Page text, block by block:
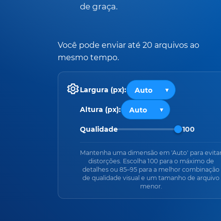
de graça.
Você pode enviar até 20 arquivos ao
mesmo tempo.
Largura (px):
Altura (px):
Qualidade 100
Mantenha uma dimensão em 'Auto' para
distorções. Escolha 100 para o máximo de
detalhes ou 85–95 para a melhor combinação
de qualidade visual e um tamanho de arquivo
menor.